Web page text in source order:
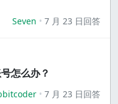
Seven 7 月 23 日回答
怎么办？
7 月 23 日回答